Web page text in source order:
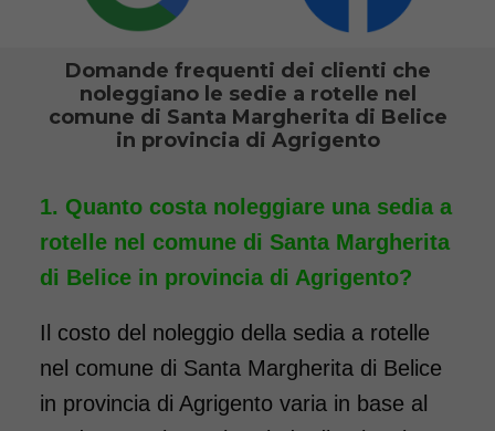
estraibili e pedane elevabili
di 7 giorni a partire da 76 euro.
Consegniamo a domicilio in
tutta Italia, contattaci per
COSTO NOLEGGIO
da 76,01€
SCHEDA COMPLETA
Domande frequenti dei clienti che
noleggiano le sedie a rotelle nel
comune di Santa Margherita di Belice
in provincia di Agrigento
Quanto costa noleggiare una sedia a
rotelle nel comune di Santa Margherita
di Belice in provincia di Agrigento?
Il costo del noleggio della sedia a rotelle
nel comune di Santa Margherita di Belice
in provincia di Agrigento varia in base al